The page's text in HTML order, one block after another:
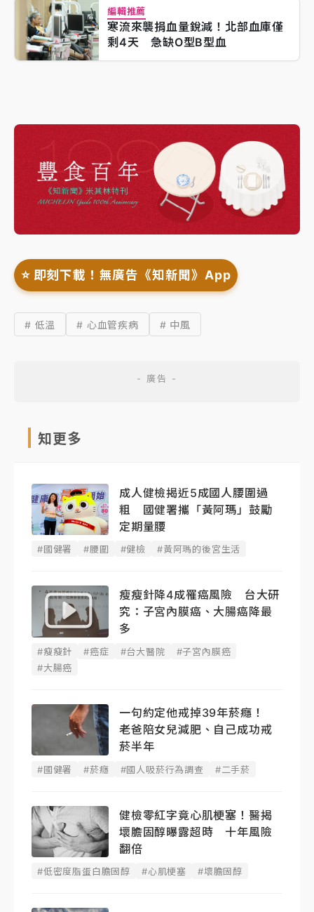
編輯推薦
寒流來襲捐血量銳減！北部血庫僅
剩4天 急缺O型B型血
⭐️ 即刻下載！無廣告《知新聞》App
# 低溫 # 心血管疾病 # 中風
知更多
成人健檢揭近5成國人腰圍過
粗 國健署攜「黃阿瑪」鼓勵
定期量腰
#國健署 #腰圍 #健檢 #黃阿瑪的後宮生活
瘦瘦針降4成罹癌風險 台大研
究：子宮內膜癌、大腸癌降最
多
#瘦瘦針 #癌症 #台大醫院
#子宮內膜癌
#大腸癌
一句約定他戒掉39年菸癮！
老爸陪女兒減肥、自己成功戒
菸半年
#國健署 #菸癮 #國人吸菸行為調查 #二手菸
健檢零紅字竟心肌梗塞！醫揭
壞膽固醇曝露超時 十年風險
翻倍
#低密度脂蛋白膽固醇 #心肌梗塞 #壞膽固醇